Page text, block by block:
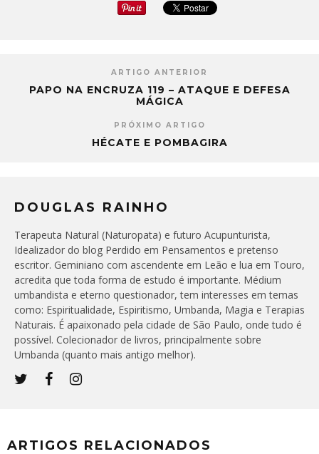
ARTIGO ANTERIOR
PAPO NA ENCRUZA 119 – ATAQUE E DEFESA
MÁGICA
PRÓXIMO ARTIGO
HÉCATE E POMBAGIRA
DOUGLAS RAINHO
Terapeuta Natural (Naturopata) e futuro Acupunturista,
Idealizador do blog Perdido em Pensamentos e pretenso
escritor. Geminiano com ascendente em Leão e lua em Touro,
acredita que toda forma de estudo é importante. Médium
umbandista e eterno questionador, tem interesses em temas
como: Espiritualidade, Espiritismo, Umbanda, Magia e Terapias
Naturais. É apaixonado pela cidade de São Paulo, onde tudo é
possível. Colecionador de livros, principalmente sobre
Umbanda (quanto mais antigo melhor).
ARTIGOS RELACIONADOS